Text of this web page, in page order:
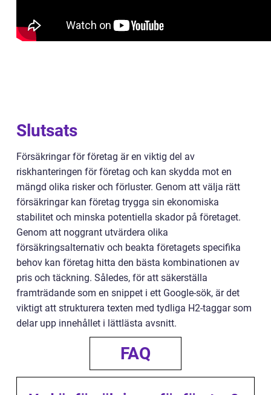
Slutsats
Försäkringar för företag är en viktig del av
riskhanteringen för företag och kan skydda mot en
mängd olika risker och förluster. Genom att välja rätt
försäkringar kan företag trygga sin ekonomiska
stabilitet och minska potentiella skador på företaget.
Genom att noggrant utvärdera olika
försäkringsalternativ och beakta företagets specifika
behov kan företag hitta den bästa kombinationen av
pris och täckning. Således, för att säkerställa
framträdande som en snippet i ett Google-sök, är det
viktigt att strukturera texten med tydliga H2-taggar som
delar upp innehållet i lättlästa avsnitt.
FAQ